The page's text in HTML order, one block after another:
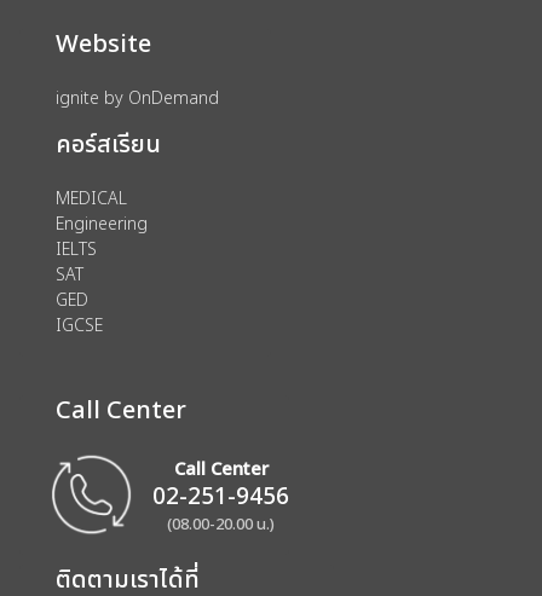
Website
ignite by OnDemand
คอร์สเรียน
MEDICAL
Engineering
IELTS
SAT
GED
IGCSE
Call Center
Call Center
02-251-9456
(08.00-20.00 น.)
ติดตามเราได้ที่